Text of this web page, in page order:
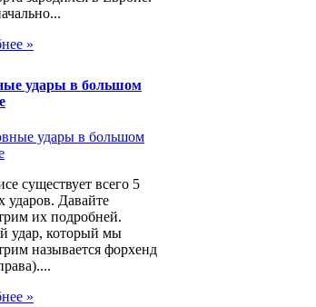
»
удары в большом
существует всего 5
ударов. Давайте
их подробней.
удар, который мы
называется форхенд
»